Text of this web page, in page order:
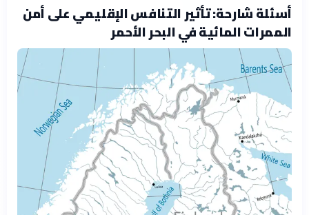
أسئلة شارحة: تأثير التنافس الإقليمي على أمن
الممرات المائية في البحر الأحمر